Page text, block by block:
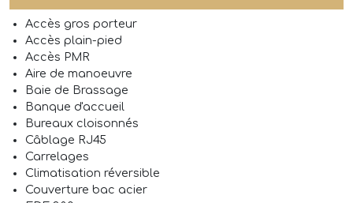
Accès gros porteur
Accès plain-pied
Accès PMR
Aire de manoeuvre
Baie de Brassage
Banque d'accueil
Bureaux cloisonnés
Câblage RJ45
Carrelages
Climatisation réversible
Couverture bac acier